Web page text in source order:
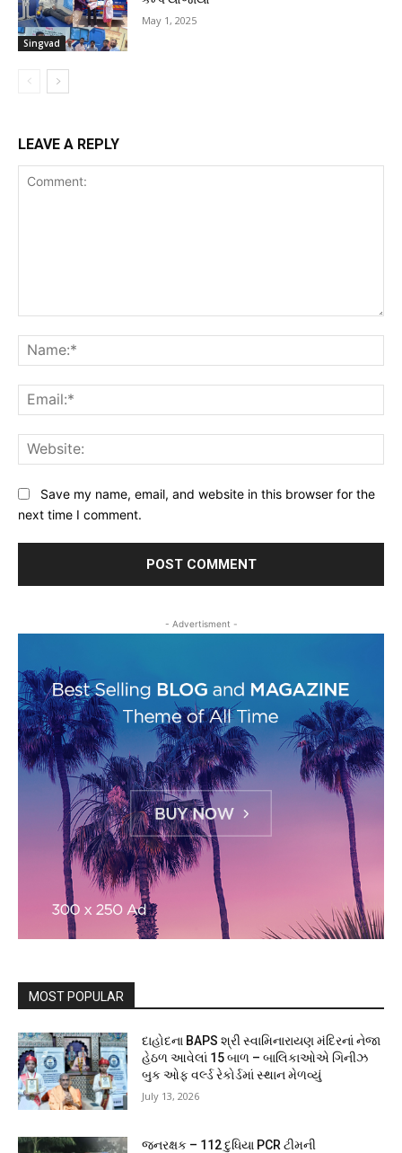
Singvad
May 1, 2025
LEAVE A REPLY
Save my name, email, and website in this browser for the
next time I comment.
- Advertisment -
MOST POPULAR
દાહોદના BAPS શ્રી સ્વામિનારાયણ મંદિરનાં નેજા
હેઠળ આવેલાં 15 બાળ – બાલિકાઓએ ગિનીઝ
બુક ઓફ વર્લ્ડ રેકોર્ડમાં સ્થાન મેળવ્યું
July 13, 2026
જનરક્ષક – 112 દુધિયા PCR ટીમની